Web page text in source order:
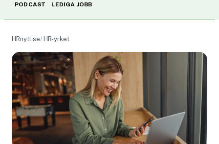
PODCAST
LEDIGA JOBB
HRnytt.se HR-yrket